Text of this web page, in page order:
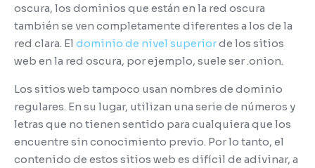
oscura, los dominios que están en la red oscura
también se ven completamente diferentes a los de la
red clara. El dominio de nivel superiorde los sitios
web en la red oscura, por ejemplo, suele ser .onion.
Los sitios web tampoco usan nombres de dominio
regulares. En su lugar, utilizan una serie de números y
letras que no tienen sentido para cualquiera que los
encuentre sin conocimiento previo. Por lo tanto, el
contenido de estos sitios web es difícil de adivinar, a